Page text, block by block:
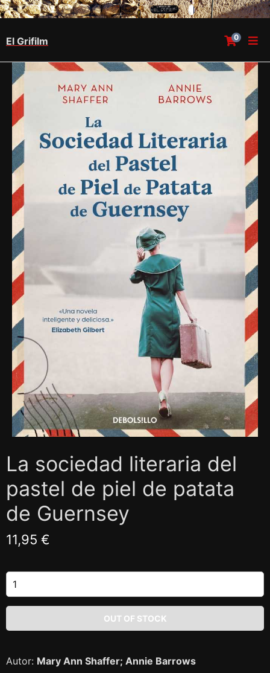
El Grifilm 0
La sociedad literaria del
pastel de piel de patata
de Guernsey
11,95 €
Autor: Mary Ann Shaffer; Annie Barrows